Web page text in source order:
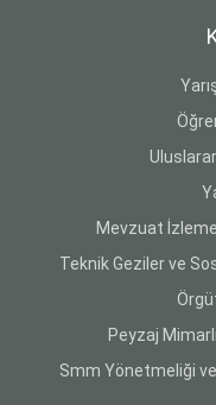
Mevzuat
Teknik Geziler ve
Peyzaj
Smm Yönetmeliği